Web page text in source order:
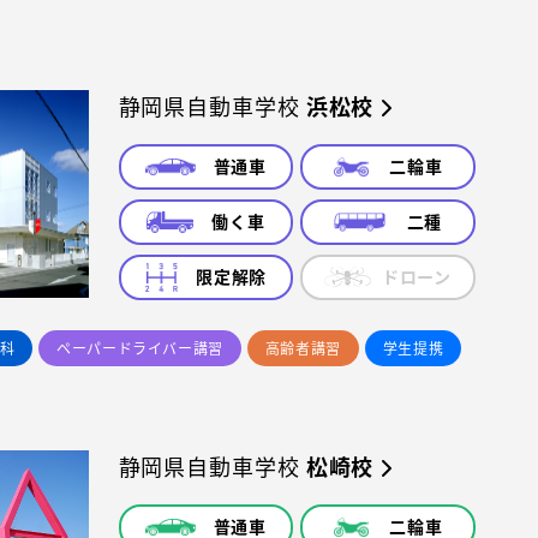
静岡県自動車学校 浜松校
普通車 二輪車
働く車 二種
限定解除 ドローン
ペーパードライバー講習 高齢者講習 学生提携
静岡県自動車学校 松崎校
普通車 二輪車